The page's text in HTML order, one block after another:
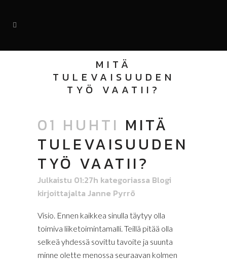
MITÄ
TULEVAISUUDEN
TYÖ VAATII?
01 HUHTI MITÄ
TULEVAISUUDEN
TYÖ VAATII?
Julkaistu 01:27h kategoriassa Blogi
kirjoittajalta Janne Pyrrö
Visio. Ennen kaikkea sinulla täytyy olla
toimiva liiketoimintamalli. Teillä pitää olla
selkeä yhdessä sovittu tavoite ja suunta
minne olette menossa seuraavan kolmen